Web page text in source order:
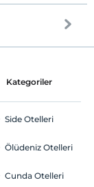
Kategoriler
Side Otelleri
Ölüdeniz Otelleri
Cunda Otelleri